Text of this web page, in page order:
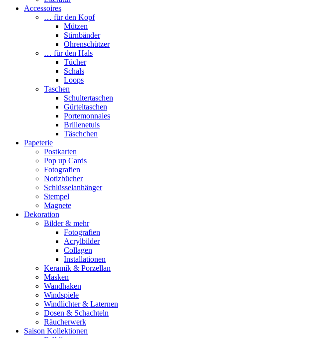
Accessoires
… für den Kopf
Mützen
Stirnbänder
Ohrenschützer
… für den Hals
Tücher
Schals
Loops
Taschen
Schultertaschen
Gürteltaschen
Portemonnaies
Brillenetuis
Täschchen
Papeterie
Postkarten
Pop up Cards
Fotografien
Notizbücher
Schlüsselanhänger
Stempel
Magnete
Dekoration
Bilder & mehr
Fotografien
Acrylbilder
Collagen
Installationen
Keramik & Porzellan
Masken
Wandhaken
Windspiele
Windlichter & Laternen
Dosen & Schachteln
Räucherwerk
Saison Kollektionen